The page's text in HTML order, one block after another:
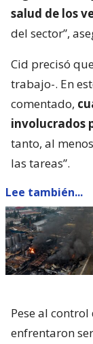
salud de los
del sector”,
Cid precisó
trabajo-. En
comentado,
involucrados
tanto, al
las tareas”.
Lee también...
Pese al
enfrentaron